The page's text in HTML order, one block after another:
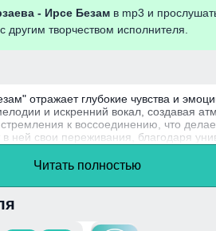
- Ирсе Безам в mp3 и
другим творчеством исполнителя.
отражает глубокие чувства и
и искренний вокал, создавая
к воссоединению, что
свои переживания, благодаря
вкладам в музыкальную
Читать полностью